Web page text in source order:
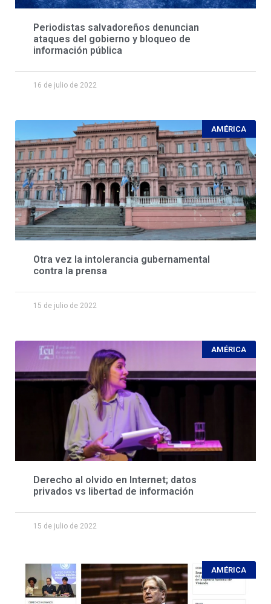
Periodistas salvadoreños denuncian
ataques del gobierno y bloqueo de
información pública
16 de julio de 2022
AMÉRICA
Otra vez la intolerancia gubernamental
contra la prensa
15 de julio de 2022
AMÉRICA
Derecho al olvido en Internet; datos
privados vs libertad de información
15 de julio de 2022
AMÉRICA